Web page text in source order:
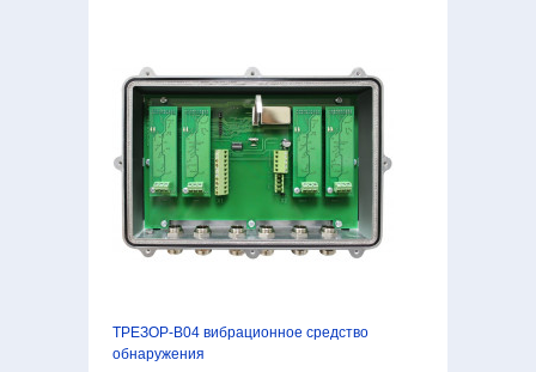
ТРЕЗОР-В04 вибрационное средство
обнаружения